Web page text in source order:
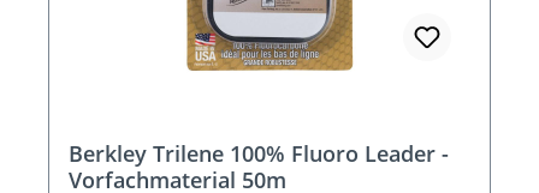
Berkley Trilene 100% Fluoro Leader -
Vorfachmaterial 50m